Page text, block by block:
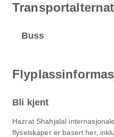
Buss
Bli kjent
Hazrat Shahjalal
flyselskaper er basert her,